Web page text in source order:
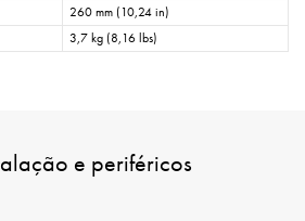
260 mm (10,24 in)
3,7 kg (8,16 lbs)
e periféricos